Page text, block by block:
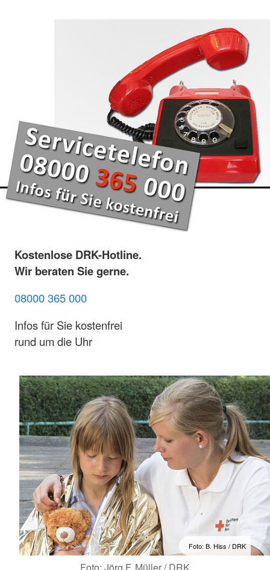
Kostenlose DRK-Hotline.
Wir beraten Sie gerne.
08000 365 000
Infos für Sie kostenfrei
rund um die Uhr
Foto: B. Hiss / DRK